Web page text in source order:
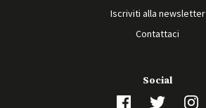
Iscriviti alla newsletter
Contattaci
Social